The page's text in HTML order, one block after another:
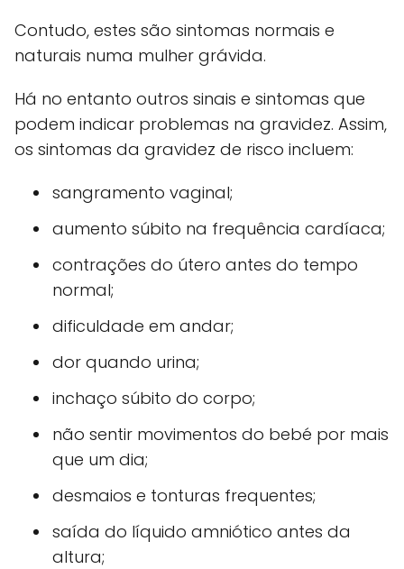
Contudo, estes são sintomas normais e
naturais numa mulher grávida.
Há no entanto outros sinais e sintomas que
podem indicar problemas na gravidez. Assim,
os sintomas da gravidez de risco incluem:
sangramento vaginal;
aumento súbito na frequência cardíaca;
contrações do útero antes do tempo
normal;
dificuldade em andar;
dor quando urina;
inchaço súbito do corpo;
não sentir movimentos do bebé por mais
que um dia;
desmaios e tonturas frequentes;
saída do líquido amniótico antes da
altura;